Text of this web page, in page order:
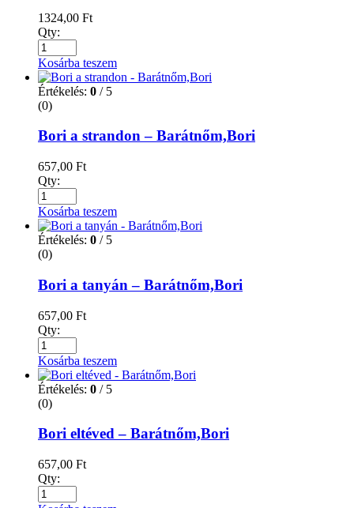
1324,00 Ft
Qty:
Kosárba teszem
Értékelés: 0 / 5
(0)
Bori a strandon – Barátnőm,Bori
657,00 Ft
Qty:
Kosárba teszem
Értékelés: 0 / 5
(0)
Bori a tanyán – Barátnőm,Bori
657,00 Ft
Qty:
Kosárba teszem
Értékelés: 0 / 5
(0)
Bori eltéved – Barátnőm,Bori
657,00 Ft
Qty: